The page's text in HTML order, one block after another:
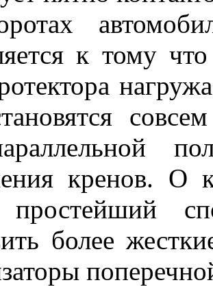
к тому
кренов. О
простейший
более